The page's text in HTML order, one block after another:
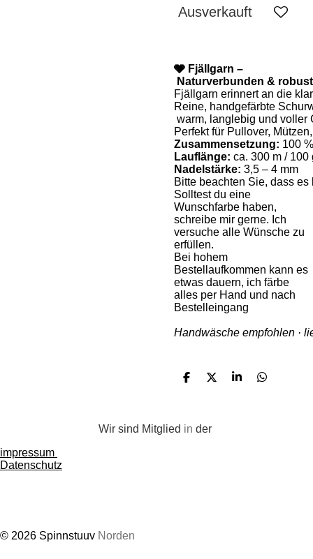
Ausverkauft
🩶 Fjällgarn –
Naturverbunden & robust
Fjällgarn erinnert an die
Reine, handgefärbte
warm, langlebig und voller
Perfekt für Pullover,
Zusammensetzung: 100
Lauflänge: ca. 300 m / 100
Nadelstärke: 3,5 – 4 mm
Bitte beachten Sie, dass
Solltest du eine
Wunschfarbe haben,
schreibe mir gerne. Ich
versuche alle Wünsche zu
erfüllen.
Bei hohem
Bestellaufkommen kann es
etwas dauern, ich färbe
alles per Hand und nach
Bestelleingang
Handwäsche empfohlen ·
T
e
T
e
T
T
Wir sind Mitglied in der
impressum
Datenschutz
© 2026 Spinnstuuv Norden